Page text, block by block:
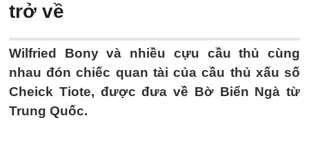
trở về
Wilfried Bony và nhiều cựu cầu thủ cùng
nhau đón chiếc quan tài của cầu thủ xấu số
Cheick Tiote, được đưa về Bờ Biển Ngà từ
Trung Quốc.